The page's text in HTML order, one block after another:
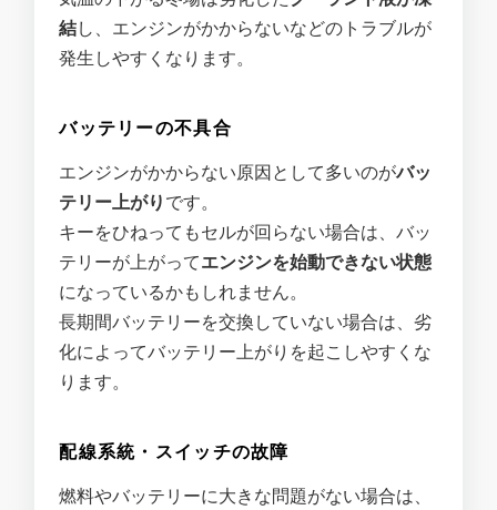
結し、エンジンがかからないなどのトラブルが
発生しやすくなります。
バッテリーの不具合
エンジンがかからない原因として多いのがバッ
テリー上がりです。
キーをひねってもセルが回らない場合は、バッ
テリーが上がってエンジンを始動できない状態
になっているかもしれません。
長期間バッテリーを交換していない場合は、劣
化によってバッテリー上がりを起こしやすくな
ります。
配線系統・スイッチの故障
燃料やバッテリーに大きな問題がない場合は、